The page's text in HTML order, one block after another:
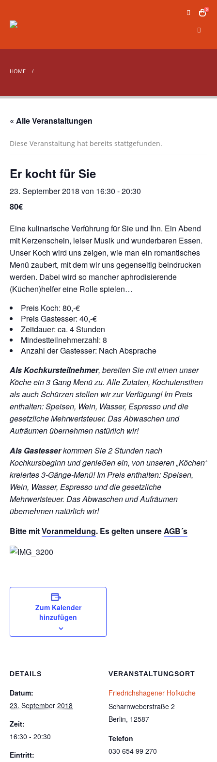
0
HOME
« Alle Veranstaltungen
Diese Veranstaltung hat bereits stattgefunden.
Er kocht für Sie
23. September 2018 von 16:30 -20:30
80€
Eine kulinarische Verführung für Sie und Ihn. Ein Abend
mit Kerzenschein, leiser Musik und wunderbaren Essen.
Unser Koch wird uns zeigen, wie man ein romantisches
Menü zaubert, mit dem wir uns gegenseitig beindrucken
werden. Dabei wird so mancher aphrodisierende
(Küchen)helfer eine Rolle spielen…
Preis Koch: 80,-€
Preis Gastesser: 40,-€
Zeitdauer: ca. 4 Stunden
Mindestteilnehmerzahl: 8
Anzahl der Gastesser: Nach Absprache
Als Kochkursteilnehmer, bereiten Sie mit einen unser
Köche ein 3 Gang Menü zu. Alle Zutaten, Kochutensilien
als auch Schürzen stellen wir zur Verfügung!Im Preis
enthalten: Speisen, Wein, Wasser, Espresso und die
gesetzliche Mehrwertsteuer. Das Abwaschen und
Aufräumen übernehmen natürlich wir!
Als Gastesserkommen Sie 2 Stunden nach
Kochkursbeginn und genießen ein, von unseren „Köchen“
kreiertes 3-Gänge-Menü!Im Preis enthalten: Speisen,
Wein, Wasser, Espresso und die gesetzliche
Mehrwertsteuer. Das Abwaschen und Aufräumen
übernehmen natürlich wir!
Bitte mitVoranmeldung. Es gelten unsereAGB´s
Zum Kalender
hinzufügen
DETAILS
Datum:
23. September 2018
Zeit:
16:30 - 20:30
Eintritt:
VERANSTALTUNGSORT
Friedrichshagener Hofküche
Scharnweberstraße 2
Berlin, 12587
Telefon
030 654 99 270